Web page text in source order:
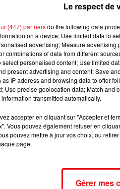
Le respect de
(447) partnersdo the following data
on a device; Use limited data to
advertising; Measure
combinations of data from different
select personalised content; Use limited
present advertising and content; Save
as IP address and browsing data to offer
Use precise geolocation data; Match and
transmitted automatically.
accepter en cliquant sur "Accepter et
Vous pouvez également refuser en
pouvez mettre à jour vos choix, ou
page.
Gérer mes